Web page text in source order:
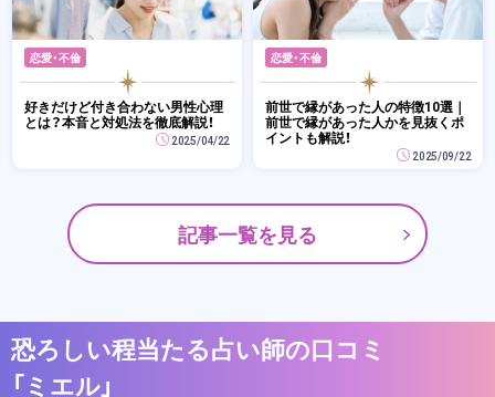
恋愛・不倫
好きだけど付き合わない男性心理
とは？本音と対処法を徹底解説！
2025/04/22
恋愛・不倫
前世で縁があった人の特徴10選｜
前世で縁があった人かを見抜くポ
イントも解説！
2025/09/22
記事一覧を見る
恐ろしい程当たる占い師の口コミ
「ミエル」